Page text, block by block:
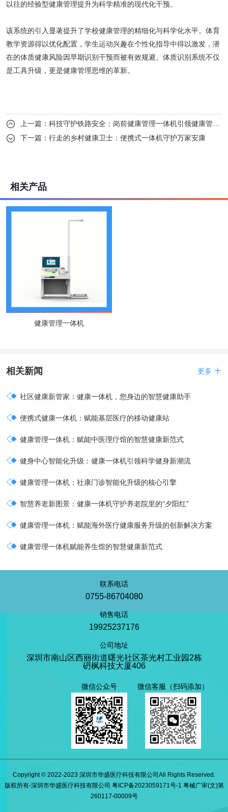
以往的经验型健康管理提升为科学精准的现代化干预。
该系统的引入显著提升了学校健康管理的精细化与科学化水平。体育
教学资源得以优化配置，学生运动兴趣在个性化指导中得以激发，潜
在的体质健康风险因早期识别干预而被有效规避。体质识别系统不仅
是工具升级，更是健康管理思维的革新。
 上一篇： 科技守护铁路安全：岗前健康管理一体机引领健康管理新模式
 下一篇： 行走的乡村健康卫士：便携式一体机守护万家安康
相关产品
健康管理一体机
相关新闻 更多 
 社区健康新管家：健康一体机，您身边的智慧健康助手
 便携式健康一体机：赋能基层医疗的移动健康站
 健康管理一体机：赋能中医理疗馆的智慧健康新范式
 健身中心智能化升级：健康一体机引领科学健身新潮流
 健康管理一体机：社康门诊智能化升级的核心引擎
 智慧养老新图景：健康一体机守护养老院里的“夕阳红”
 健康管理一体机：赋能海外医疗健康服务升级的创新解决方案
 健康管理一体机赋能养生馆的智慧健康新范式
联系电话
0755-86704080
销售电话
19925237176
公司地址
深圳市南山区西丽街道曙光社区茶光村工业园2栋
砃枫科技大厦406
微信公众号 微信客服（扫码添加）
Copyright © 2022-2023 深圳市华盛医疗科技有限公司All Rights Reserved.
版权所有-深圳市华盛医疗科技有限公司 粤ICP备2023059171号-1 粤械广审(文)第
260117-00009号